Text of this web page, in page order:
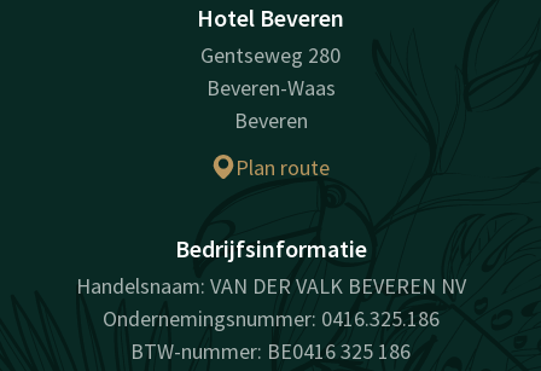
Hotel Beveren
Gentseweg 280
Beveren-Waas
Beveren
Plan route
Bedrijfsinformatie
Handelsnaam: VAN DER VALK BEVEREN NV
Ondernemingsnummer: 0416.325.186
BTW-nummer: BE0416 325 186